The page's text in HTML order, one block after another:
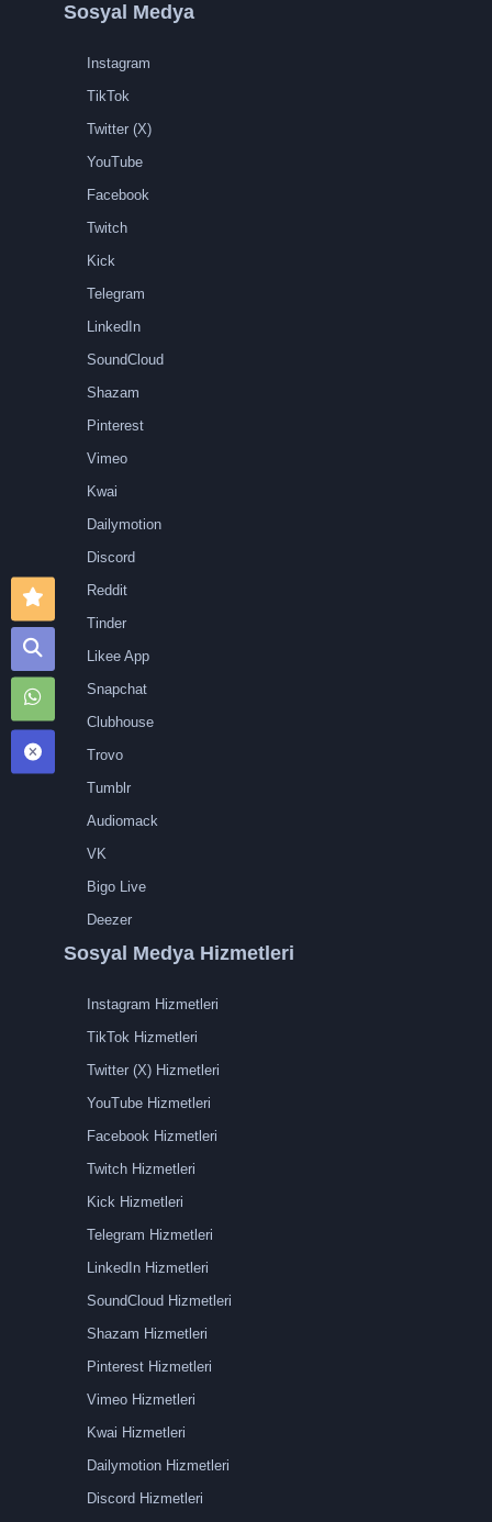
Sosyal Medya
Instagram
TikTok
Twitter (X)
YouTube
Facebook
Twitch
Kick
Telegram
LinkedIn
SoundCloud
Shazam
Pinterest
Vimeo
Kwai
Dailymotion
Discord
Reddit
Tinder
Likee App
Snapchat
Clubhouse
Trovo
Tumblr
Audiomack
VK
Bigo Live
Deezer
Sosyal Medya Hizmetleri
Instagram Hizmetleri
TikTok Hizmetleri
Twitter (X) Hizmetleri
YouTube Hizmetleri
Facebook Hizmetleri
Twitch Hizmetleri
Kick Hizmetleri
Telegram Hizmetleri
LinkedIn Hizmetleri
SoundCloud Hizmetleri
Shazam Hizmetleri
Pinterest Hizmetleri
Vimeo Hizmetleri
Kwai Hizmetleri
Dailymotion Hizmetleri
Discord Hizmetleri